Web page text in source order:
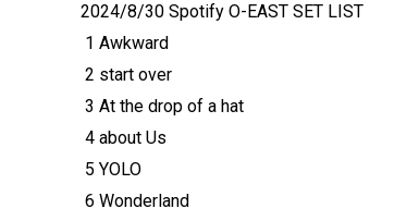
2024/8/30 Spotify O-EAST SET LIST
1 Awkward
2 start over
3 At the drop of a hat
4 about Us
5 YOLO
6 Wonderland